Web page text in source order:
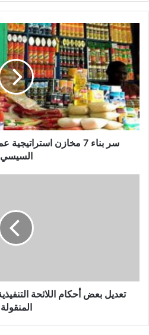
سر
بناء
مخازن
استراتيجية
عملاقة
في
مصر
بأمر
سر بناء 7 مخازن
السيسي
المنقولة
تعديل بعض أحكام اللائحة
المنقولة